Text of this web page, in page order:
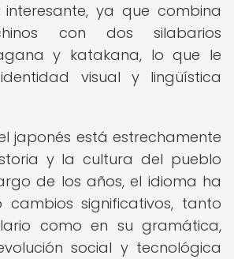
interesante, ya que combina
con dos silabarios
y katakana, lo que le
visual y lingüística
japonés está estrechamente
y la cultura del pueblo
de los años, el idioma ha
cambios significativos, tanto
como en su gramática,
social y tecnológica